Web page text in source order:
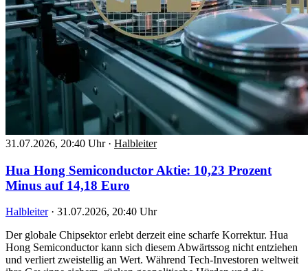
31.07.2026, 20:40 Uhr · Halbleiter
Hua Hong Semiconductor Aktie: 10,23 Prozent
Minus auf 14,18 Euro
Halbleiter · 31.07.2026, 20:40 Uhr
Der globale Chipsektor erlebt derzeit eine scharfe Korrektur. Hua
Hong Semiconductor kann sich diesem Abwärtssog nicht entziehen
und verliert zweistellig an Wert. Während Tech-Investoren weltweit